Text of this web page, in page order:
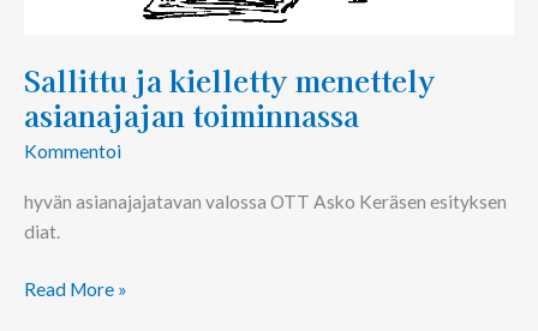
Sallittu ja kielletty menettely
asianajajan toiminnassa
Kommentoi
hyvän asianajajatavan valossa OTT Asko Keräsen esityksen
diat.
Read More »